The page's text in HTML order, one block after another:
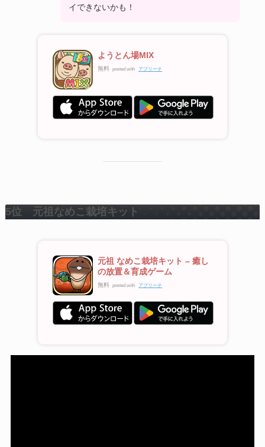
イできないかも！
ようとん場MIX
無料 posted with アプリーチ
5位 元祖なめこ栽培キット
元祖 なめこ栽培キット – 癒し
の放置＆育成ゲーム
無料 posted with アプリーチ